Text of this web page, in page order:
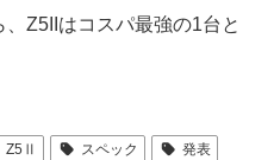
Z5IIはコスパ最強の1台と
Z5Ⅱ スペック 発表